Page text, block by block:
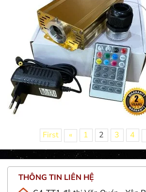
First « 1 2 3 4
THÔNG TIN LIÊN HỆ